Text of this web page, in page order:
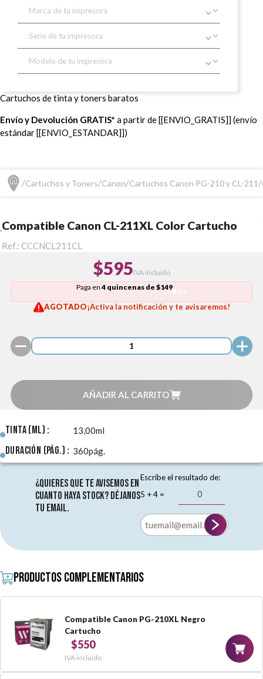
Cartuchos de tinta y toners baratos
Envío y Devolución GRATIS* a partir de [[ENVIO_GRATIS]] (envío
estándar [[ENVIO_ESTANDAR]])
Cartuchos y Toners Canon Cartuchos Canon PG-210 y CL-211
Compatible Canon CL-211XL Color Cartucho
Ref.: CCCNCL211CL
$595IVA incluido
Paga en4 quincenas de $149
AGOTADO¡Activa la notificación y te avisaremos!
AÑADIR AL CARRITO
Tinta (ml) : 13,00ml
Duración (pág.) : 360pág.
¿Quieres que te avisemos en
cuanto haya stock? Déjanos
tu email.
Escribe el resultado de:
5 + 4 =
Productos complementarios
Compatible Canon PG-210XL Negro
Cartucho
$550
IVA incluido